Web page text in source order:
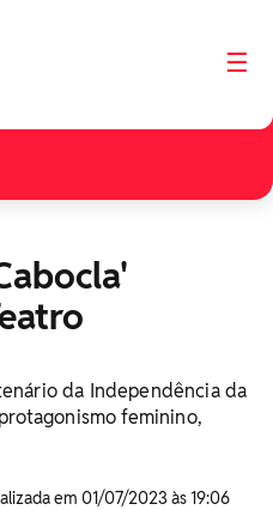
☰
da Independência da
feminino,
em 01/07/2023 às 19:06